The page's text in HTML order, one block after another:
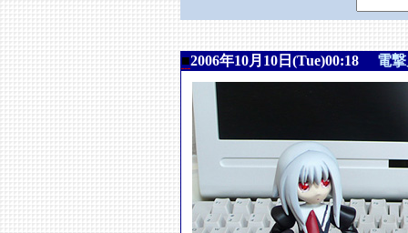
■2006年10月10日(Tue)00:18 電